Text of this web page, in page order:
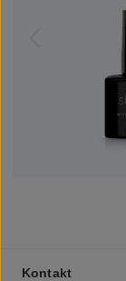
Kontakt